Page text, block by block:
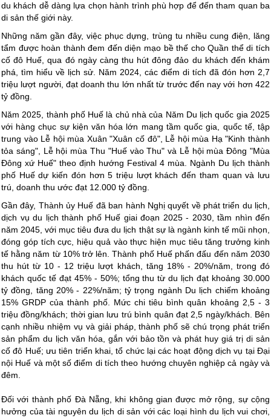
du khách dễ dàng lựa chọn hành trình phù hợp để đến tham quan ba
di sản thế giới này.
Những năm gần đây, việc phục dựng, trùng tu nhiều cung điện, lăng
tẩm được hoàn thành đem đến diện mạo bề thế cho Quần thể di tích
cố đô Huế, qua đó ngày càng thu hút đông đảo du khách đến khám
phá, tìm hiểu về lịch sử. Năm 2024, các điểm di tích đã đón hơn 2,7
triệu lượt người, đạt doanh thu lớn nhất từ trước đến nay với hơn 422
tỷ đồng.
Năm 2025, thành phố Huế là chủ nhà của Năm Du lịch quốc gia 2025
với hàng chục sự kiện văn hóa lớn mang tầm quốc gia, quốc tế, tập
trung vào Lễ hội mùa Xuân "Xuân cố đô", Lễ hội mùa Hạ "Kinh thành
tỏa sáng", Lễ hội mùa Thu "Huế vào Thu" và Lễ hội mùa Đông "Mùa
Đông xứ Huế" theo định hướng Festival 4 mùa. Ngành Du lịch thành
phố Huế dự kiến đón hơn 5 triệu lượt khách đến tham quan và lưu
trú, doanh thu ước đạt 12.000 tỷ đồng.
Gần đây, Thành ủy Huế đã ban hành Nghị quyết về phát triển du lịch,
dịch vụ du lịch thành phố Huế giai đoạn 2025 - 2030, tầm nhìn đến
năm 2045, với mục tiêu đưa du lịch thật sự là ngành kinh tế mũi nhọn,
đóng góp tích cực, hiệu quả vào thực hiện mục tiêu tăng trưởng kinh
tế hằng năm từ 10% trở lên. Thành phố Huế phấn đấu đến năm 2030
thu hút từ 10 - 12 triệu lượt khách, tăng 18% - 20%/năm, trong đó
khách quốc tế đạt 45% - 50%; tổng thu từ du lịch đạt khoảng 30.000
tỷ đồng, tăng 20% - 22%/năm; tỷ trọng ngành Du lịch chiếm khoảng
15% GRDP của thành phố. Mức chi tiêu bình quân khoảng 2,5 - 3
triệu đồng/khách; thời gian lưu trú bình quân đạt 2,5 ngày/khách. Bên
cạnh nhiều nhiệm vụ và giải pháp, thành phố sẽ chú trọng phát triển
sản phẩm du lịch văn hóa, gắn với bảo tồn và phát huy giá trị di sản
cố đô Huế; ưu tiên triển khai, tổ chức lại các hoạt động dịch vụ tại Đại
nội Huế và một số điểm di tích theo hướng chuyên nghiệp cả ngày và
đêm.
Đối với thành phố Đà Nẵng, khi không gian được mở rộng, sự cộng
hưởng của tài nguyên du lịch di sản với các loại hình du lịch vui chơi,